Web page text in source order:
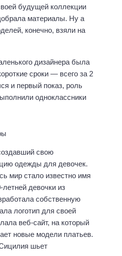
будущей коллекции
материалы. Ну а
конечно, взяли на
дизайнера была
сроки — всего за 2
и первый показ, роль
одноклассники
свою
одежды для девочек.
мир стало известно имя
девочки из
собственную
логотип для своей
веб-сайт, на который
новые модели платьев.
шьет